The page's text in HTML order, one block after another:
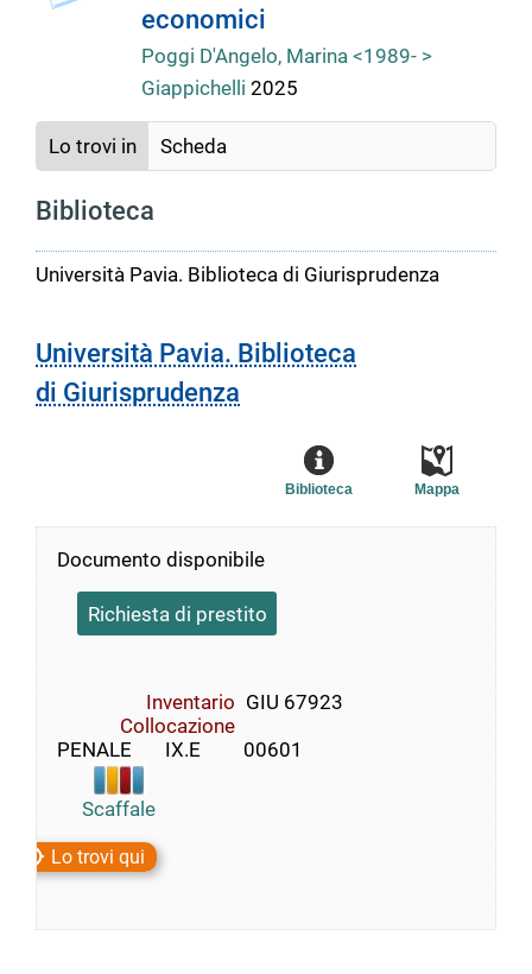
del
documento
economici
Poggi D'Angelo, Marina <1989- >
Giappichelli 2025
Lo trovi in Scheda
Biblioteca
Università Pavia. Biblioteca di Giurisprudenza
Università Pavia. Biblioteca
di Giurisprudenza
Mappa
Biblioteca
Documento disponibile
Richiesta di prestito
Inventario GIU 67923
Collocazione
PENALE       IX.E         00601
Scaffale
Lo trovi qui